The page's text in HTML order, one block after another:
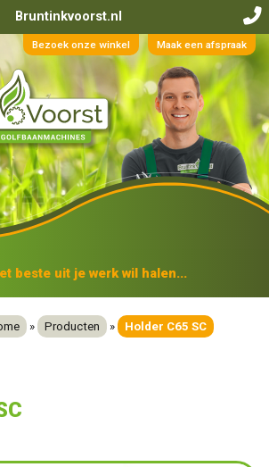
Bruntinkvoorst.nl
Bezoek onze winkel Maak een afspraak
beste uit je werk wil halen...
» Producten » Holder C65 SC